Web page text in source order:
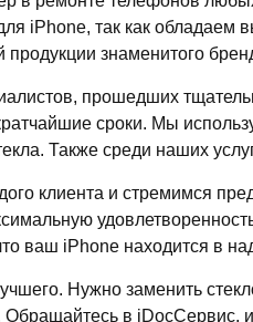
iPhone, так как
продукции знаменитого
прошедших
сроки. Мы
Также среди наших
клиента и стремимся
ваш iPhone находится в
Нужно заменить
в iDocСервис,